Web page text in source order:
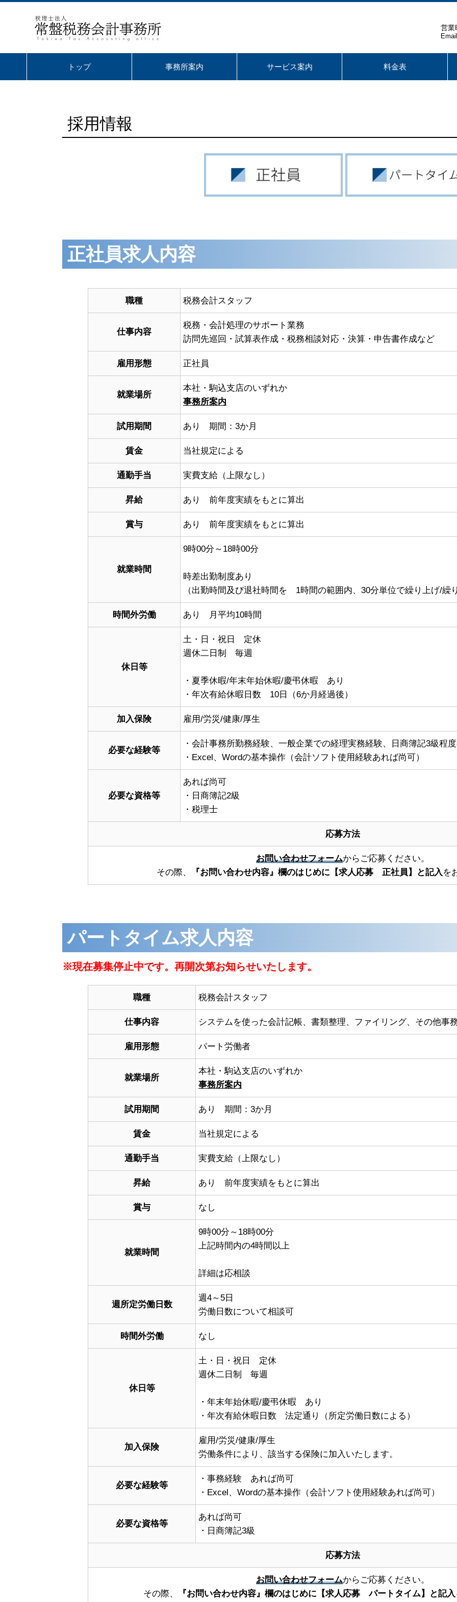
営業
トップ 事務所案内 サービス案内 料金表
採用情報
正社員求人内容
職種 税務会計スタッフ
仕事内容
税務・会計処理のサポート業務
訪問先巡回・試算表作成・税務相談対応・決算・申告書作成など
雇用形態 正社員
就業場所
本社・駒込支店のいずれか
事務所案内
試用期間 あり 期間：3か月
賃金 当社規定による
通勤手当 実費支給（上限なし）
昇給 あり 前年度実績をもとに算出
賞与 あり 前年度実績をもとに算出
就業時間
9時00分～18時00分
時差出勤制度あり
（出勤時間及び退社時間を 1時間の範囲内、30分単位で繰り上げ/繰
時間外労働 あり 月平均10時間
休日等
土・日・祝日 定休
週休二日制 毎週
・夏季休暇/年末年始休暇/慶弔休暇 あり
・年次有給休暇日数 10日（6か月経過後）
加入保険 雇用/労災/健康/厚生
必要な経験等
・会計事務所勤務経験、一般企業での経理実務経験、日商簿記3級
・Excel、Wordの基本操作（会計ソフト使用経験あれば尚可）
必要な資格等
あれば尚可
・日商簿記2級
・税理士
応募方法
お問い合わせフォームからご応募ください。
その際、
『お問い合わせ内容』欄のはじめに【求人応募 正社員】と記入を
パートタイム求人内容
※現在募集停止中です。再開次第お知らせいたします。
職種 税務会計スタッフ
仕事内容 システムを使った会計記帳、書類整理、ファイリング、その他事
雇用形態 パート労働者
就業場所
本社・駒込支店のいずれか
事務所案内
試用期間 あり 期間：3か月
賃金 当社規定による
通勤手当 実費支給（上限なし）
昇給 あり 前年度実績をもとに算出
賞与 なし
就業時間
9時00分～18時00分
上記時間内の4時間以上
詳細は応相談
週所定労働日数
週4～5日
労働日数について相談可
時間外労働 なし
休日等
土・日・祝日 定休
週休二日制 毎週
・年末年始休暇/慶弔休暇 あり
・年次有給休暇日数 法定通り（所定労働日数による）
加入保険
雇用/労災/健康/厚生
労働条件により、該当する保険に加入いたします。
必要な経験等
・事務経験 あれば尚可
・Excel、Wordの基本操作（会計ソフト使用経験あれば尚可）
必要な資格等
あれば尚可
・日商簿記3級
応募方法
お問い合わせフォームからご応募ください。
その際、
『お問い合わせ内容』欄のはじめに【求人応募 パートタイム】と記入